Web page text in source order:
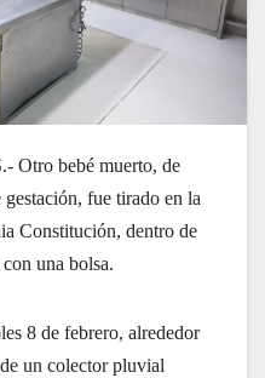
Otro bebé muerto, de
fue tirado en la
Constitución, dentro de
una bolsa.
8 de febrero, alrededor
un colector pluvial